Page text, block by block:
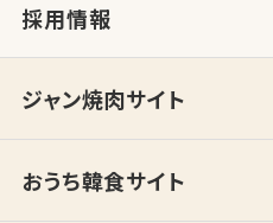
採用情報
ジャン焼肉サイト
おうち韓食サイト